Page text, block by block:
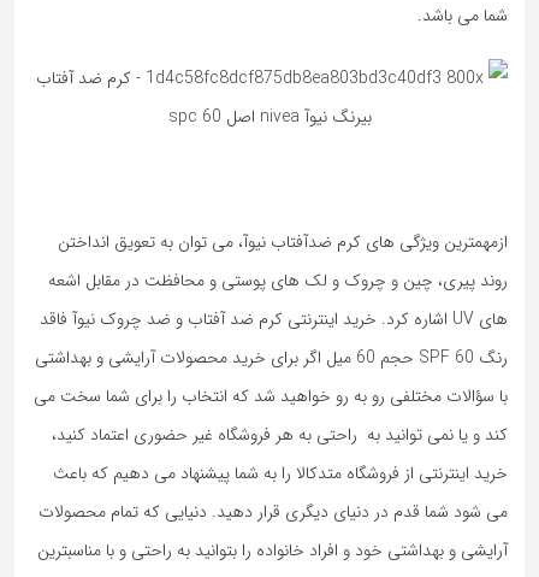
شما می باشد.
ازمهمترین ویژگی های کرم ضدآفتاب نیوآ، می توان به تعویق انداختن
روند پیری، چین و چروک و لک های پوستی و محافظت در مقابل اشعه
های UV اشاره کرد. خرید اینترنتی کرم ضد آفتاب و ضد چروک نیوآ فاقد
رنگ SPF 60 حجم 60 میل اگر برای خرید محصولات آرایشی و بهداشتی
با سؤالات مختلفی رو به رو خواهید شد که انتخاب را برای شما سخت می
کند و یا نمی توانید به راحتی به هر فروشگاه غیر حضوری اعتماد کنید،
خرید اینترنتی از فروشگاه متدکالا را به شما پیشنهاد می دهیم که باعث
می شود شما قدم در دنیای دیگری قرار دهید. دنیایی که تمام محصولات
آرایشی و بهداشتی خود و افراد خانواده را بتوانید به راحتی و با مناسبترین